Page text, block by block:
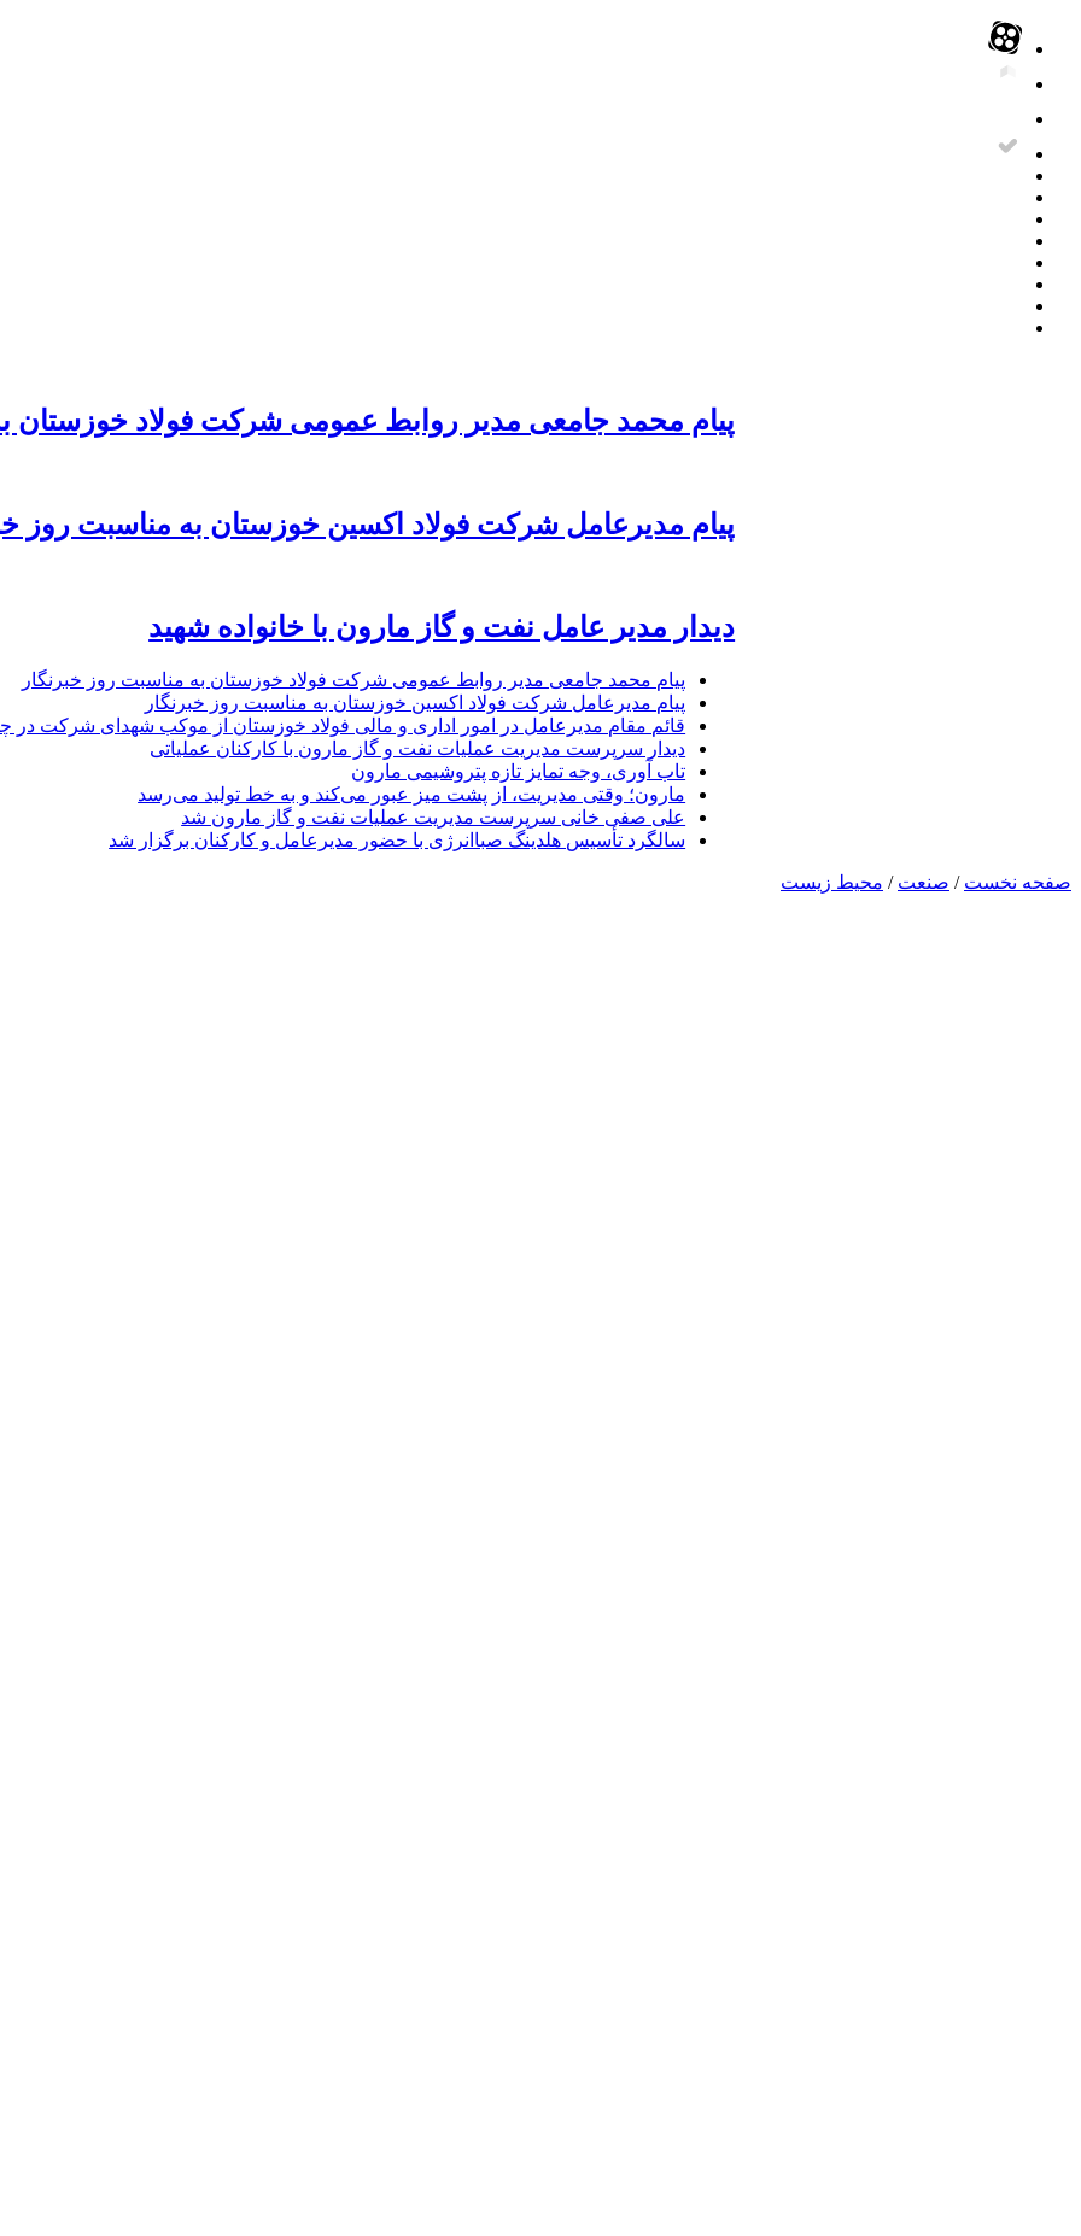
پیام محمد جامعی مدیر روابط عمومی شرکت فولاد خوزستان
پیام مدیرعامل شرکت فولاد اکسین خوزستان به مناسبت روز
دیدار مدیر عامل نفت و گاز مارون با خانواده شهید
پیام محمد جامعی مدیر روابط عمومی شرکت فولاد خوزستان به مناسبت روز خبرنگار
پیام مدیرعامل شرکت فولاد اکسین خوزستان به مناسبت روز خبرنگار
قائم مقام مدیرعامل در امور اداری و مالی فولاد خوزستان از موکب شهدای شرکت در
دیدار سرپرست مدیریت عملیات نفت و گاز مارون با کارکنان عملیاتی
تاب آوری، وجه تمایز تازه پتروشیمی مارون
مارون؛ وقتی مدیریت، از پشت میز عبور می‌کند و به خط تولید می‌رسد
علی صفی خانی سرپرست مدیریت عملیات نفت و گاز مارون شد
سالگرد تأسیس هلدینگ صباانرژی با حضور مدیرعامل و کارکنان برگزار شد
صفحه نخست / صنعت / محیط زیست